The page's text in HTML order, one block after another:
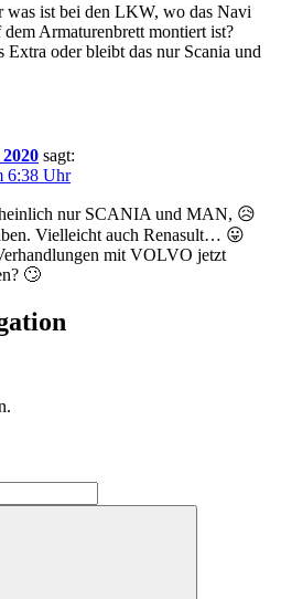
was ist bei den LKW, wo das Navi
Armaturenbrett montiert ist?
Extra oder bleibt das nur Scania und
sagt:
6:38 Uhr
nur SCANIA und MAN, 😥
Vielleicht auch Renasult… 😛
mit VOLVO jetzt
🙄